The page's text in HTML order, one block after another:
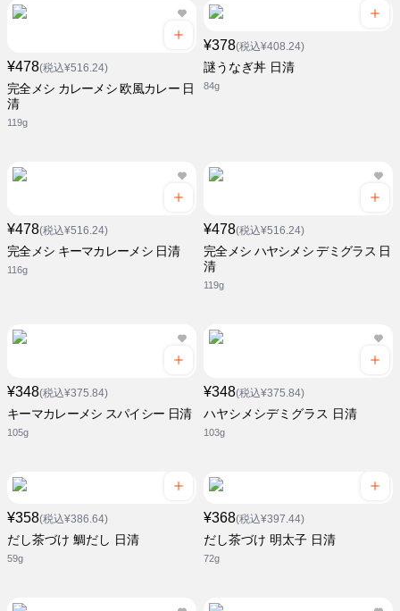
¥478(税込¥516.24)
完全メシ カレーメシ 欧風カレー 日
清
119g
¥378(税込¥408.24)
謎うなぎ丼 日清
84g
¥478(税込¥516.24)
完全メシ キーマカレーメシ 日清
116g
¥478(税込¥516.24)
完全メシ ハヤシメシ デミグラス 日
清
119g
¥348(税込¥375.84)
キーマカレーメシ スパイシー 日清
105g
¥348(税込¥375.84)
ハヤシメシデミグラス 日清
103g
¥358(税込¥386.64)
だし茶づけ 鯛だし 日清
59g
¥368(税込¥397.44)
だし茶づけ 明太子 日清
72g